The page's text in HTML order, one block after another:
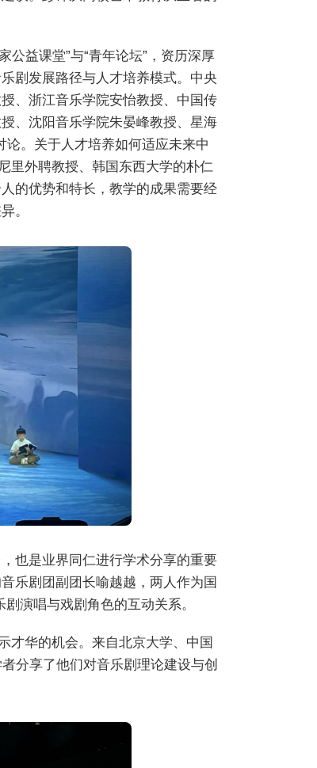
公益课堂”与“青年论坛”，资历深厚
剧发展路径与人才培养模式。中央
、浙江音乐学院安怡教授、中国传
、沈阳音乐学院朱晏峰教授、星海
论。关于人才培养如何适应未来中
里外聘教授、韩国东西大学的朴仁
的优势和特长，教学的成果需要经
。
也是业界同仁进行学术分享的重要
乐剧团副团长喻越越，两人作为国
演唱与戏剧角色的互动关系。
才华的机会。来自北京大学、中国
分享了他们对音乐剧理论建设与创